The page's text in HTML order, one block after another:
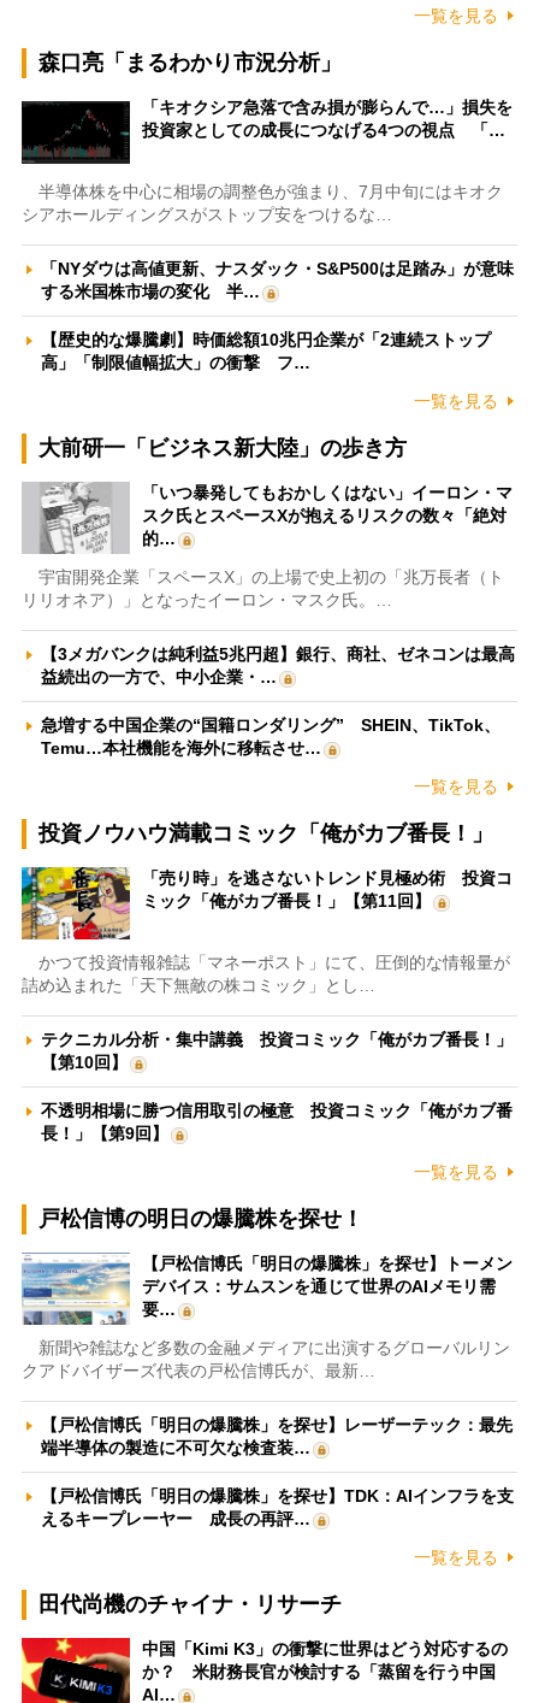
一覧を見る
森口亮「まるわかり市況分析」
「キオクシア急落で含み損が膨らんで…」損失を
投資家としての成長につなげる4つの視点 「…
半導体株を中心に相場の調整色が強まり、7月中旬にはキオク
シアホールディングスがストップ安をつけるな…
「NYダウは高値更新、ナスダック・S&P500は足踏み」が意味
する米国株市場の変化 半…
【歴史的な爆騰劇】時価総額10兆円企業が「2連続ストップ
高」「制限値幅拡大」の衝撃 フ…
一覧を見る
大前研一「ビジネス新大陸」の歩き方
「いつ暴発してもおかしくはない」イーロン・マ
スク氏とスペースXが抱えるリスクの数々「絶対
的…
宇宙開発企業「スペースX」の上場で史上初の「兆万長者（ト
リリオネア）」となったイーロン・マスク氏。…
【3メガバンクは純利益5兆円超】銀行、商社、ゼネコンは最高
益続出の一方で、中小企業・…
急増する中国企業の“国籍ロンダリング” SHEIN、TikTok、
Temu…本社機能を海外に移転させ…
一覧を見る
投資ノウハウ満載コミック「俺がカブ番長！」
「売り時」を逃さないトレンド見極め術 投資コ
ミック「俺がカブ番長！」【第11回】
かつて投資情報雑誌「マネーポスト」にて、圧倒的な情報量が
詰め込まれた「天下無敵の株コミック」とし…
テクニカル分析・集中講義 投資コミック「俺がカブ番長！」
【第10回】
不透明相場に勝つ信用取引の極意 投資コミック「俺がカブ番
長！」【第9回】
一覧を見る
戸松信博の明日の爆騰株を探せ！
【戸松信博氏「明日の爆騰株」を探せ】トーメン
デバイス：サムスンを通じて世界のAIメモリ需
要…
新聞や雑誌など多数の金融メディアに出演するグローバルリン
クアドバイザーズ代表の戸松信博氏が、最新…
【戸松信博氏「明日の爆騰株」を探せ】レーザーテック：最先
端半導体の製造に不可欠な検査装…
【戸松信博氏「明日の爆騰株」を探せ】TDK：AIインフラを支
えるキープレーヤー 成長の再評…
一覧を見る
田代尚機のチャイナ・リサーチ
中国「Kimi K3」の衝撃に世界はどう対応するの
か？ 米財務長官が検討する「蒸留を行う中国
AI…